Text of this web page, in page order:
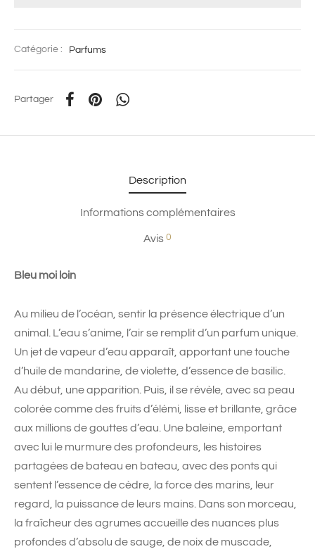
Catégorie : Parfums
Partager
Description
Informations complémentaires
Avis 0
Bleu moi loin
Au milieu de l’océan, sentir la présence électrique d’un
animal. L’eau s’anime, l’air se remplit d’un parfum unique.
Un jet de vapeur d’eau apparaît, apportant une touche
d’huile de mandarine, de violette, d’essence de basilic.
Au début, une apparition. Puis, il se révèle, avec sa peau
colorée comme des fruits d’élémi, lisse et brillante, grâce
aux millions de gouttes d’eau. Une baleine, emportant
avec lui le murmure des profondeurs, les histoires
partagées de bateau en bateau, avec des ponts qui
sentent l’essence de cèdre, la force des marins, leur
regard, la puissance de leurs mains. Dans son morceau,
la fraîcheur des agrumes accueille des nuances plus
profondes d’absolu de sauge, de noix de muscade,